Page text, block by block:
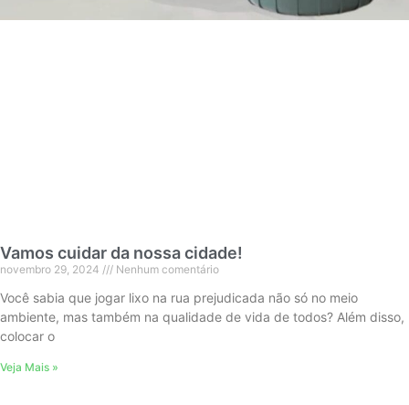
Vamos cuidar da nossa cidade! ️
novembro 29, 2024 Nenhum comentário
Você sabia que jogar lixo na rua prejudicada não só no meio
ambiente, mas também na qualidade de vida de todos? Além disso,
colocar o
Veja Mais »